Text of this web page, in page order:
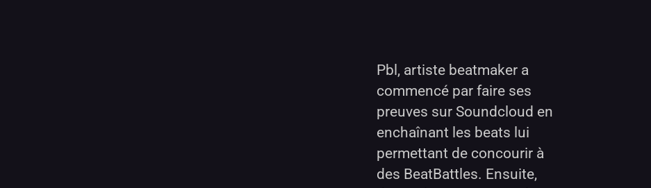
Pbl, artiste beatmaker a
commencé par faire ses
preuves sur Soundcloud en
enchaînant les beats lui
permettant de concourir à
des BeatBattles. Ensuite,